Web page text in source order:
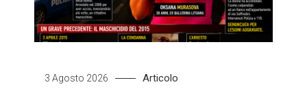
3 Agosto 2026 Articolo